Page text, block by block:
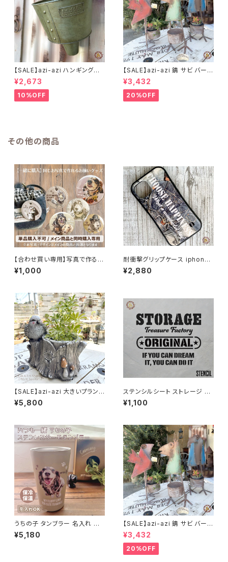
【SALE】azi-azi ハンギングブ
リキ漏斗プランターB
¥2,673
10%OFF
【SALE】azi-azi 錆 サビ バード
メタルプランター
¥3,432
20%OFF
その他の商品
【合わせ買い専用】写真で作る
うちの子お揃いグッズ｜バッジ・
PUレザーキーホルダー
¥1,000
耐衝撃グリップケース iphone
ユーズドデニムプリント スマホ
ケース
¥2,880
【SALE】azi-azi 大きいプランタ
ー とりと切り株プランター 送料
無料
¥5,800
ステンシルシート ストレージ S
TORAGE / オリジナル DIY ハ
ンドメイド 手作り ハンドクラフ
¥1,100
うちの子 タンブラー 名入れ 写
真入り ステンレスサーモタンブ
ラー 380ml 550ml 名入れ無
¥5,180
【SALE】azi-azi 錆 サビ バード
メタルプランター
¥3,432
20%OFF